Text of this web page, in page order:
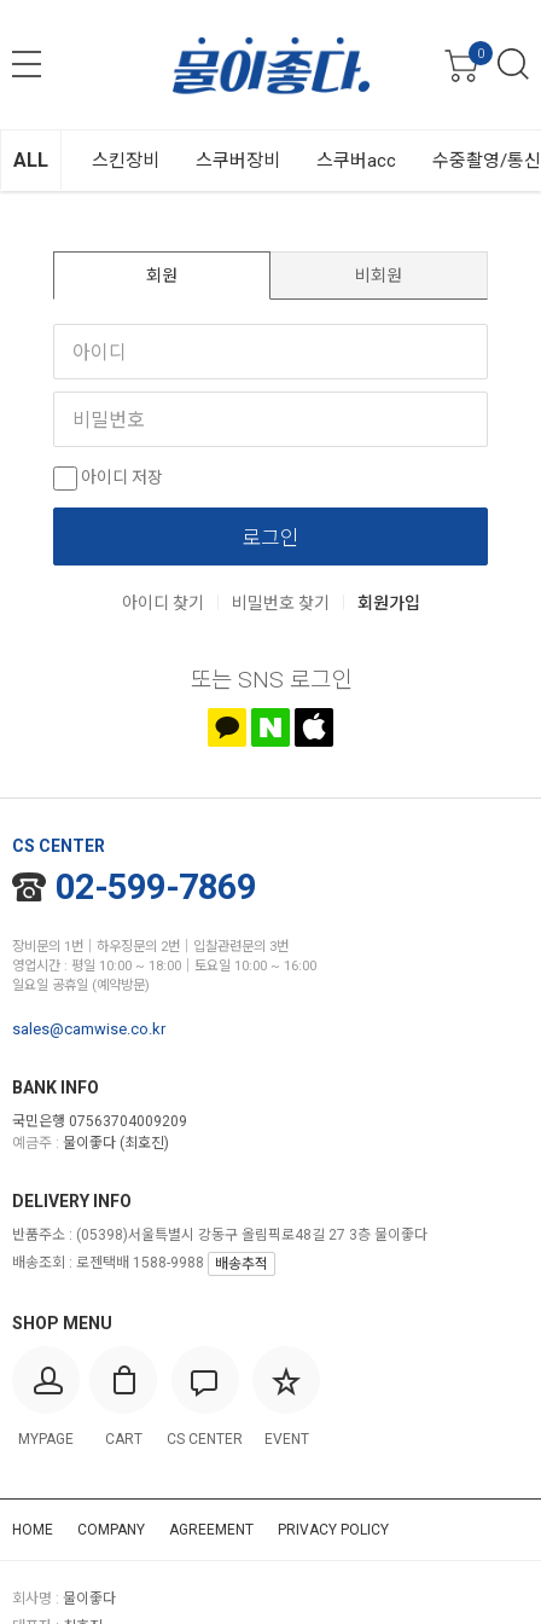
0
ALL 스킨장비 스쿠버장비 스쿠버acc 수중촬영/통
회원 비회원
아이디 저장
로그인
아이디 찾기 비밀번호 찾기 회원가입
또는 SNS 로그인
CS CENTER
02-599-7869
장비문의 1번│하우징문의 2번│입찰관련문의 3번
영업시간 : 평일 10:00 ~ 18:00│토요일 10:00 ~ 16:00
일요일 공휴일 (예약방문)
sales@camwise.co.kr
BANK INFO
국민은행 07563704009209
예금주 : 물이좋다 (최호진)
SHOP MENU
MYPAGE CART CS CENTER EVENT
DELIVERY INFO
반품주소 : (05398)서울특별시 강동구 올림픽로48길 27 3층 물이좋다
배송조회 : 로젠택배 1588-9988
배송추적
HOME COMPANY AGREEMENT PRIVACY POLICY
회사명 : 물이좋다